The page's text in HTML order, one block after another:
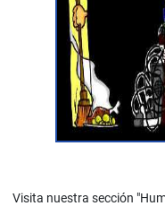
Visita nuestra sección